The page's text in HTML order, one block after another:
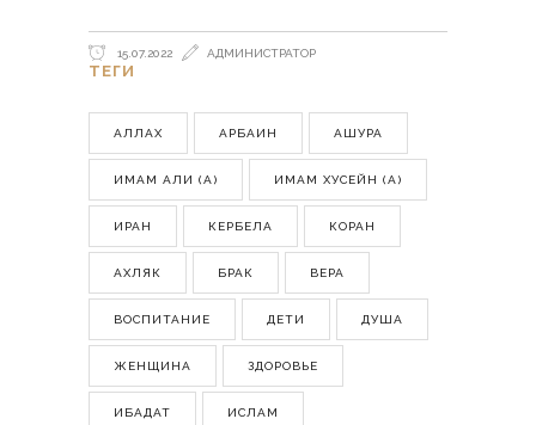
15.07.2022 АДМИНИСТРАТОР
ТЕГИ
АЛЛАХ АРБАИН АШУРА
ИМАМ АЛИ (А) ИМАМ ХУСЕЙН (А)
ИРАН КЕРБЕЛА КОРАН
АХЛЯК БРАК ВЕРА
ВОСПИТАНИЕ ДЕТИ ДУША
ЖЕНЩИНА ЗДОРОВЬЕ
ИБАДАТ ИСЛАМ